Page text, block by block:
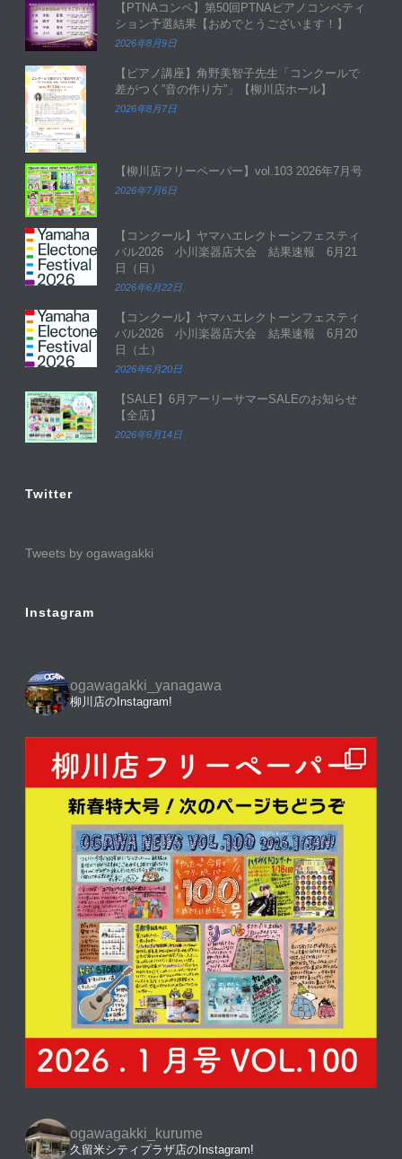
【PTNAコンペ】第50回PTNAピアノコンペティ
ション予選結果【おめでとうございます！】
2026年8月9日
【ピアノ講座】角野美智子先生「コンクールで
差がつく”音の作り方”」【柳川店ホール】
2026年8月7日
【柳川店フリーペーパー】vol.103 2026年7月号
2026年7月6日
【コンクール】ヤマハエレクトーンフェスティ
バル2026 小川楽器店大会 結果速報 6月21
日（日）
2026年6月22日
【コンクール】ヤマハエレクトーンフェスティ
バル2026 小川楽器店大会 結果速報 6月20
日（土）
2026年6月20日
【SALE】6月アーリーサマーSALEのお知らせ
【全店】
2026年6月14日
Twitter
Tweets by ogawagakki
Instagram
ogawagakki_yanagawa
柳川店のInstagram!
ogawagakki_kurume
久留米シティプラザ店のInstagram!